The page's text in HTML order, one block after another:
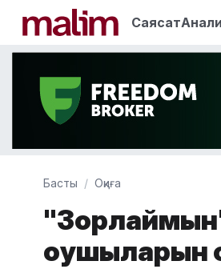
Саясат
Басты Оқиға
оқушыларын